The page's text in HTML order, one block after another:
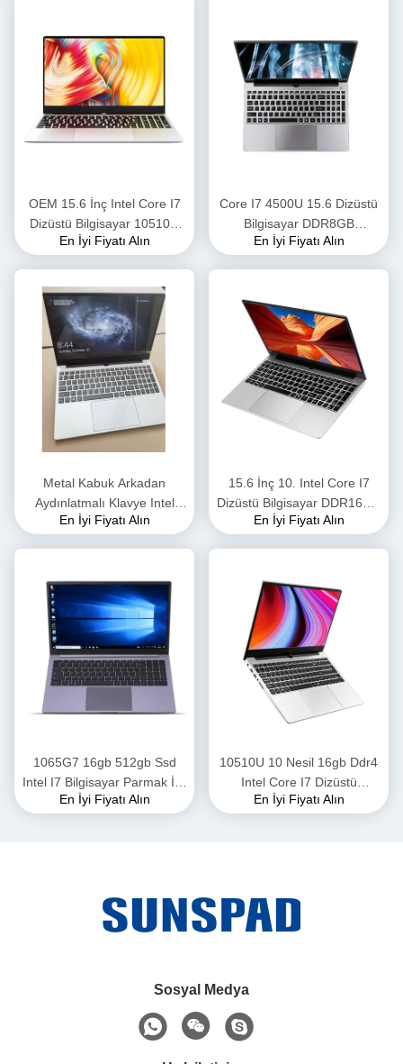
OEM 15.6 İnç Intel Core I7
Dizüstü Bilgisayar 10510U
8GB 256GB Dizüstü
En İyi Fiyatı Alın
Core I7 4500U 15.6 Dizüstü
Bilgisayar DDR8GB
SSD256GB Okul Intel Core
En İyi Fiyatı Alın
Metal Kabuk Arkadan
Aydınlatmalı Klavye Intel
Core I7 Dizüstü Bilgisayar
En İyi Fiyatı Alın
15.6 İnç 10. Intel Core I7
Dizüstü Bilgisayar DDR16GB
SSD 512GB i7 işlemci pc
En İyi Fiyatı Alın
1065G7 16gb 512gb Ssd
Intel I7 Bilgisayar Parmak İzli
15.6 İnç Alüminyum Kasa
En İyi Fiyatı Alın
10510U 10 Nesil 16gb Ddr4
Intel Core I7 Dizüstü
Bilgisayar hepsi bir arada pc
En İyi Fiyatı Alın
Sosyal Medya